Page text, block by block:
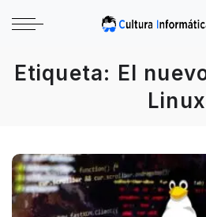
Etiqueta: El
Linux